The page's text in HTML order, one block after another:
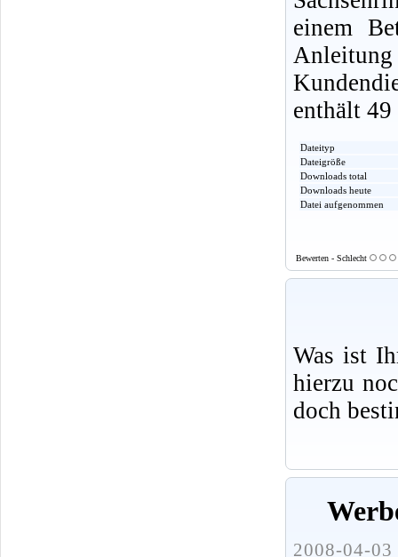
einem
enthält
Dateityp
Dateigröße
Downloads total
Downloads heute
Datei aufgenommen
Bewerten - Schlecht
Was ist
hierzu
doch
2008-04-